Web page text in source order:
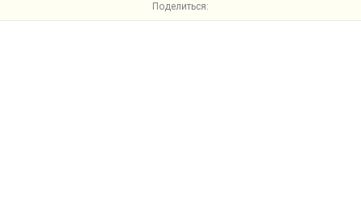
Поделиться: